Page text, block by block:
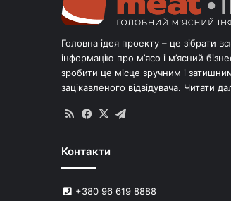
Головна ідея проекту – це зібрати
інформацію про м’ясо і м’ясний
зробити це місце зручним і
зацікавленого відвідувача. Читати
RSS Facebook
X
Контакти
+380 96 619 8888